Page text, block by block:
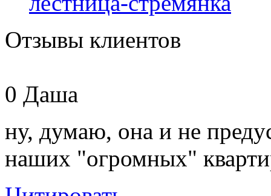
Отзывы клиентов
0 Даша
ну, думаю, она и не
наших "огромных"